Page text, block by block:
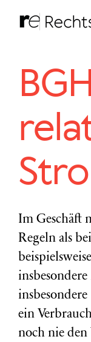
Inhalt
Im Geschäft
Regeln als
ein
noch nie den